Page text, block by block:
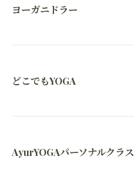
ヨーガニドラー
どこでもYOGA
AyurYOGAパーソナルクラス